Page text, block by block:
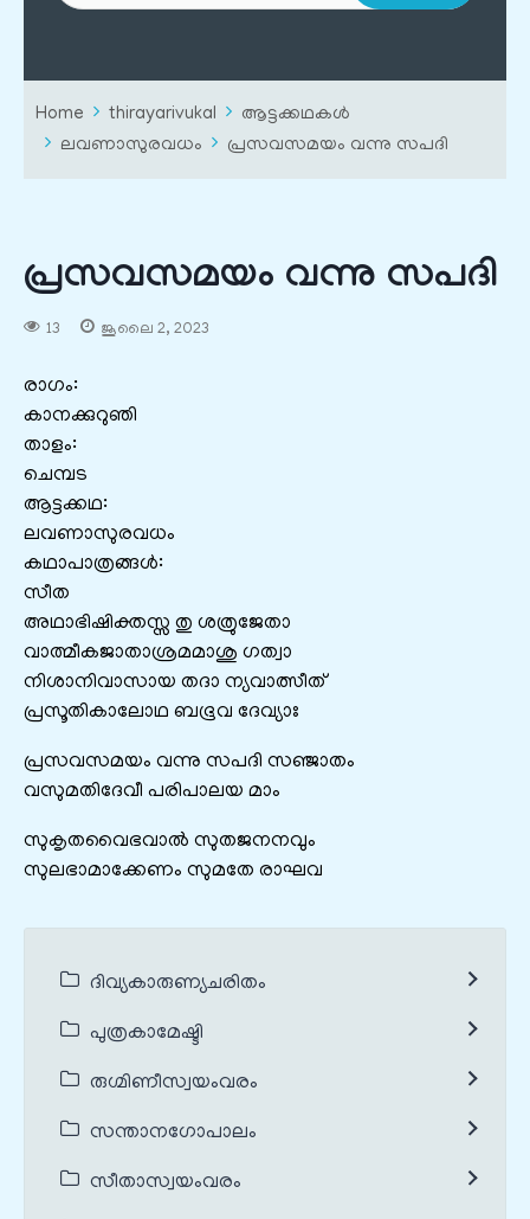
Home thirayarivukal
ആട്ടക്കഥകൾ
ലവണാസുരവധം
പ്രസവസമയം വന്നു സപദി
പ്രസവസമയം വന്നു സപദി
13 ജൂലൈ 2, 2023
രാഗം:
കാനക്കുറുഞി
താളം:
ചെമ്പട
ആട്ടക്കഥ:
ലവണാസുരവധം
കഥാപാത്രങ്ങൾ:
സീത
അഥാഭിഷിക്തസ്സ തു ശത്രുജേതാ
വാത്മീകജാതാശ്രമമാശു ഗത്വാ
നിശാനിവാസായ തദാ ന്യവാത്സീത്
പ്രസൂതികാലോഥ ബഭൂവ ദേവ്യാഃ
പ്രസവസമയം വന്നു സപദി സഞ്ജാതം
വസുമതിദേവീ പരിപാലയ മാം
സുകൃതവൈഭവാല്‍ സുതജനനവും
സുലഭാമാക്കേണം സുമതേ രാഘവ
ദിവ്യകാരുണ്യചരിതം
പുത്രകാമേഷ്ടി
രുഗ്മിണീസ്വയംവരം
സന്താനഗോപാലം
സീതാസ്വയംവരം